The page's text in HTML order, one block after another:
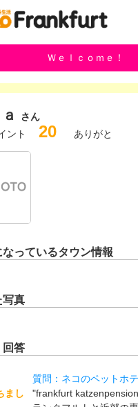
タウン情報
習い事
Ｗｅｌｃｏｍｅ！
さん
ント 20 ありがと
なっているタウン情報
写真
回答
まし
質問：ネコのペットホ
"frankfurt